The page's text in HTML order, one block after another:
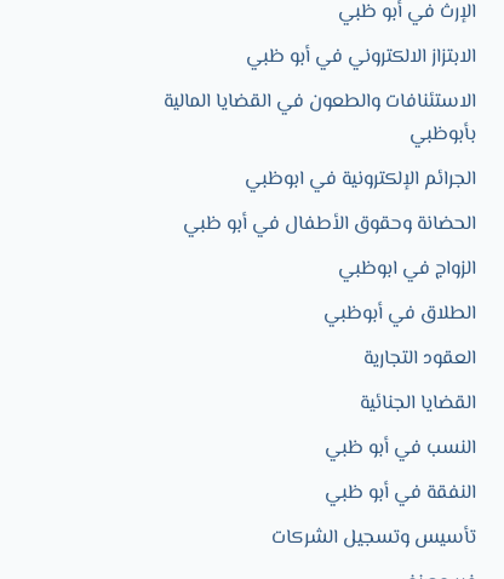
الإرث في أبو ظبي
الابتزاز الالكتروني في أبو ظبي
الاستئنافات والطعون في القضايا المالية
بأبوظبي
الجرائم الإلكترونية في ابوظبي
الحضانة وحقوق الأطفال في أبو ظبي
الزواج في ابوظبي​
الطلاق في أبوظبي
العقود التجارية​
القضايا الجنائية
النسب في أبو ظبي
النفقة في أبو ظبي
تأسيس وتسجيل الشركات